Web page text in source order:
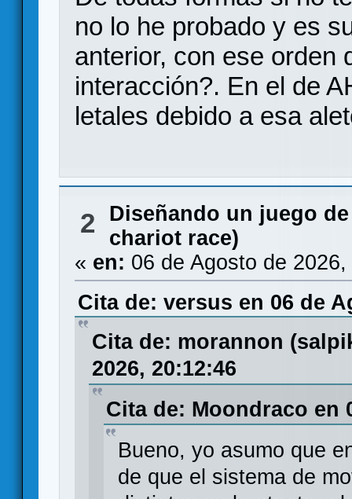
no lo he probado y es
anterior, con ese orden
interacción?. En el de
letales debido a esa
2
Diseñando un juego
chariot race)
« en: 06 de Agosto de
Cita de: versus en 06 de
Cita de: morannon
2026, 20:12:46
Cita de: Moondraco en
Bueno, yo asumo que
de que el sistema de